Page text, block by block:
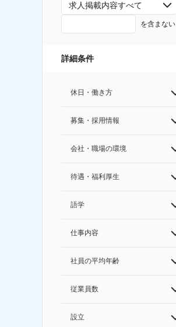
求人掲載内容すべて
を含まない
詳細条件
休日・働き方
募集・採用情報
会社・職場の環境
待遇・福利厚生
語学
仕事内容
社員の平均年齢
従業員数
設立